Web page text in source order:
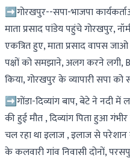
➡गोरखपुर--सपा-भाजपा
माता प्रसाद पांडेय पहुंचे गोरखपुर,
एकत्रित हुए, माता प्रसाद वापस
पक्षों को समझाने, अलग करने लगी,
किया, गोरखपुर के व्यापारी सपा
➡गोंडा-दिव्यांग बाप, बेटे ने नदी में
की हुई मौत , दिव्यांग पिता हुआ
चल रहा था इलाज , इलाज से
के कलवारी गांव निवासी दोनों,